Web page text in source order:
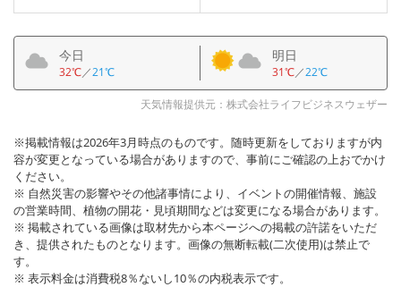
今日
32℃／21℃
明日
31℃／22℃
天気情報提供元：株式会社ライフビジネスウェザー
※掲載情報は2026年3月時点のものです。随時更新をしておりますが内
容が変更となっている場合がありますので、事前にご確認の上おでかけ
ください。
※ 自然災害の影響やその他諸事情により、イベントの開催情報、施設
の営業時間、植物の開花・見頃期間などは変更になる場合があります。
※ 掲載されている画像は取材先から本ページへの掲載の許諾をいただ
き、提供されたものとなります。画像の無断転載(二次使用)は禁止で
す。
※ 表示料金は消費税8％ないし10％の内税表示です。